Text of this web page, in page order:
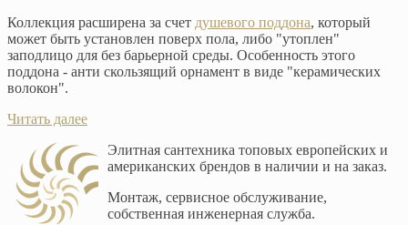
Коллекция расширена за счет душевого поддона, который
может быть установлен поверх пола, либо "утоплен"
заподлицо для без барьерной среды. Особенность этого
поддона - анти скользящий орнамент в виде "керамических
волокон".
Читать далее
Элитная сантехника топовых европейских и
американских брендов в наличии и на заказ.
Монтаж, сервисное обслуживание,
собственная инженерная служба.